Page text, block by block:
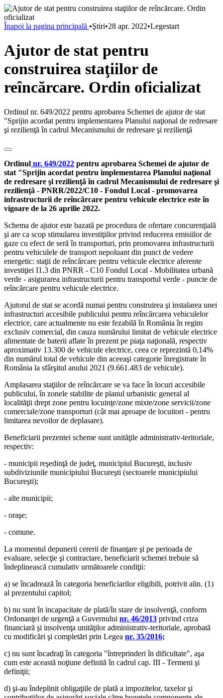
Înapoi la pagina principală •Ştiri•28 apr. 2022•Legestart
Ajutor de stat pentru
construirea staţiilor de
reîncărcare. Ordin oficializat
Ordinul nr. 649/2022 pentru aprobarea Schemei de ajutor de stat
"Sprijin acordat pentru implementarea Planului naţional de redresare
şi rezilienţă în cadrul Mecanismului de redresare şi rezilienţă
Ordinul nr. 649/2022 pentru aprobarea Schemei de ajutor de
stat "Sprijin acordat pentru implementarea Planului naţional
de redresare şi rezilienţă în cadrul Mecanismului de redresare şi
rezilienţă - PNRR/2022/C10 - Fondul Local - promovarea
infrastructurii de reîncărcare pentru vehicule electrice este în
vigoare de la 26 aprilie 2022.
Schema de ajutor este bazată pe procedura de ofertare concurenţială
şi are ca scop stimularea investiţiilor privind reducerea emisiilor de
gaze cu efect de seră în transporturi, prin promovarea infrastructurii
pentru vehiculele de transport nepoluant din punct de vedere
energetic: staţii de reîncărcare pentru vehicule electrice aferente
investiţiei I1.3 din PNRR - C10 Fondul Local - Mobilitatea urbană
verde - asigurarea infrastructurii pentru transportul verde - puncte de
reîncărcare pentru vehicule electrice.
Ajutorul de stat se acordă numai pentru construirea şi instalarea unei
infrastructuri accesibile publicului pentru reîncărcarea vehiculelor
electrice, care actualmente nu este fezabilă în România în regim
exclusiv comercial, din cauza numărului limitat de vehicule electrice
alimentate de baterii aflate în prezent pe piaţa naţională, respectiv
aproximativ 13.300 de vehicule electrice, ceea ce reprezintă 0,14%
din numărul total de vehicule din aceeaşi categorie înregistrate în
România la sfârşitul anului 2021 (9.661.483 de vehicule).
Amplasarea staţiilor de reîncărcare se va face în locuri accesibile
publicului, în zonele stabilite de planul urbanistic general al
localităţii drept zone pentru locuinţe/zone mixte/zone servicii/zone
comerciale/zone transporturi (cât mai aproape de locuitori - pentru
limitarea nevoilor de deplasare).
Beneficiarii prezentei scheme sunt unităţile administrativ-teritoriale,
respectiv:
- municipii reşedinţă de judeţ, municipiul Bucureşti, inclusiv
subdiviziunile municipiului Bucureşti (sectoarele municipiului
Bucureşti);
- alte municipii;
- oraşe;
- comune.
La momentul depunerii cererii de finanţare şi pe perioada de
evaluare, selecţie şi contractare, beneficiarii schemei trebuie să
îndeplinească cumulativ următoarele condiţii:
a) se încadrează în categoria beneficiarilor eligibili, potrivit alin. (1)
al prezentului capitol;
b) nu sunt în incapacitate de plată/în stare de insolvenţă, conform
Ordonanţei de urgenţă a Guvernului nr. 46/2013 privind criza
financiară şi insolvenţa unităţilor administrativ-teritoriale, aprobată
cu modificări şi completări prin Legea nr. 35/2016;
c) nu sunt încadraţi în categoria "întreprinderi în dificultate", aşa
cum este această noţiune definită în cadrul cap. III - Termeni şi
definiţii;
d) şi-au îndeplinit obligaţiile de plată a impozitelor, taxelor şi